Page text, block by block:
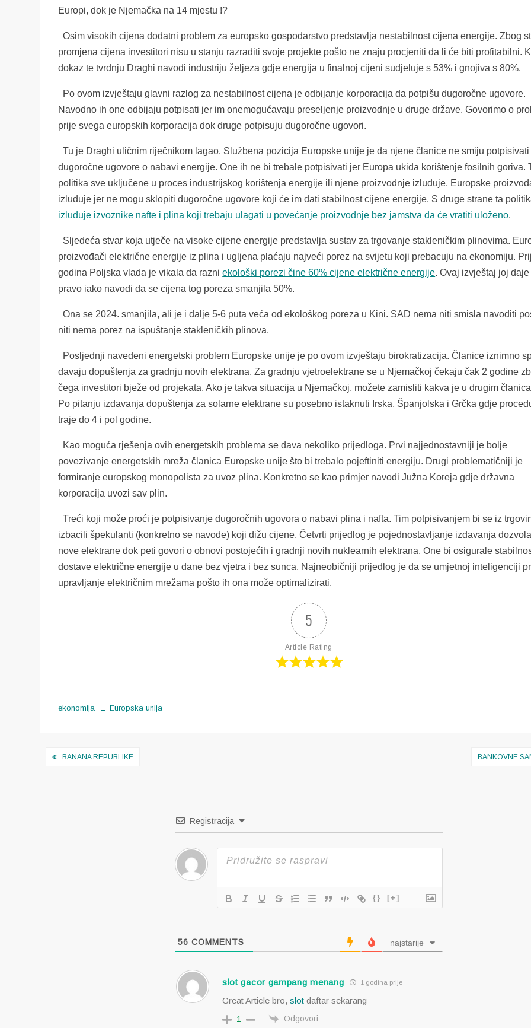
Europi, dok je Njemačka na 14 mjestu !?
Osim visokih cijena dodatni problem za europsko gospodarstvo predstavlja nestabilnost cijena energije. Zbog
promjena cijena investitori nisu u stanju razraditi svoje projekte pošto ne znaju procjeniti da li će biti profitabilni.
dokaz te tvrdnju Draghi navodi industriju željeza gdje energija u finalnoj cijeni sudjeluje s 53% i gnojiva s 80%.
Po ovom izvještaju glavni razlog za nestabilnost cijena je odbijanje korporacija da potpišu dugoročne ugovore.
Navodno ih one odbijaju potpisati jer im onemogućavaju preseljenje proizvodnje u druge države. Govorimo o
prije svega europskih korporacija dok druge potpisuju dugoročne ugovori.
Tu je Draghi uličnim riječnikom lagao. Službena pozicija Europske unije je da njene članice ne smiju potpisivati
dugoročne ugovore o nabavi energije. One ih ne bi trebale potpisivati jer Europa ukida korištenje fosilnih goriva.
politika sve uključene u proces industrijskog korištenja energije ili njene proizvodnje izluđuje. Europske
izluđuje jer ne mogu sklopiti dugoročne ugovore koji će im dati stabilnost cijene energije. S druge strane ta
izluđuje izvoznike nafte i plina koji trebaju ulagati u povećanje proizvodnje bez jamstva da će vratiti uloženo.
Sljedeća stvar koja utječe na visoke cijene energije predstavlja sustav za trgovanje stakleničkim plinovima.
proizvođači električne energije iz plina i ugljena plaćaju najveći porez na svijetu koji prebacuju na ekonomiju.
godina Poljska vlada je vikala da razniekološki porezi čine 60% cijene električne energije. Ovaj izvještaj joj daje
pravo iako navodi da se cijena tog poreza smanjila 50%.
Ona se 2024. smanjila, ali je i dalje 5-6 puta veća od ekološkog poreza u Kini. SAD nema niti smisla navoditi
niti nema porez na ispuštanje stakleničkih plinova.
Posljednji navedeni energetski problem Europske unije je po ovom izvještaju birokratizacija. Članice iznimno
davaju dopuštenja za gradnju novih elektrana. Za gradnju vjetroelektrane se u Njemačkoj čekaju čak 2 godine
čega investitori bježe od projekata. Ako je takva situacija u Njemačkoj, možete zamisliti kakva je u drugim
Po pitanju izdavanja dopuštenja za solarne elektrane su posebno istaknuti Irska, Španjolska i Grčka gdje
traje do 4 i pol godine.
Kao moguća rješenja ovih energetskih problema se dava nekoliko prijedloga. Prvi najjednostavniji je bolje
povezivanje energetskih mreža članica Europske unije što bi trebalo pojeftiniti energiju. Drugi problematičniji je
formiranje europskog monopolista za uvoz plina. Konkretno se kao primjer navodi Južna Koreja gdje državna
korporacija uvozi sav plin.
Treći koji može proći je potpisivanje dugoročnih ugovora o nabavi plina i nafta. Tim potpisivanjem bi se iz
izbacili špekulanti (konkretno se navode) koji dižu cijene. Četvrti prijedlog je pojednostavljanje izdavanja
nove elektrane dok peti govori o obnovi postojećih i gradnji novih nuklearnih elektrana. One bi osigurale
dostave električne energije u dane bez vjetra i bez sunca. Najneobičniji prijedlog je da se umjetnoj inteligenciji
upravljanje električnim mrežama pošto ih ona može optimalizirati.
5
Article Rating
ekonomija Europska unija
Navigacija
BANANA REPUBLIKE BANKOVNE
Registracija
{} [+]
56 COMMENTS najstarije
slot gacor gampang menang 1 godina prije
Great Article bro, slotdaftar sekarang
1 Odgovori